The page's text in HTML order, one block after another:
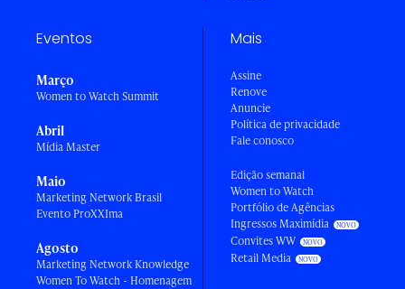
Eventos
Março
Women to Watch Summit
Abril
Mídia Master
Maio
Marketing Network Brasil
Evento ProXXIma
Agosto
Marketing Network Knowledge
Women To Watch - Homenagem
Mais
Assine
Renove
Anuncie
Política de privacidade
Fale conosco
Edição semanal
Women to Watch
Portfólio de Agências
Ingressos Maximídia
Convites WW
Retail Media